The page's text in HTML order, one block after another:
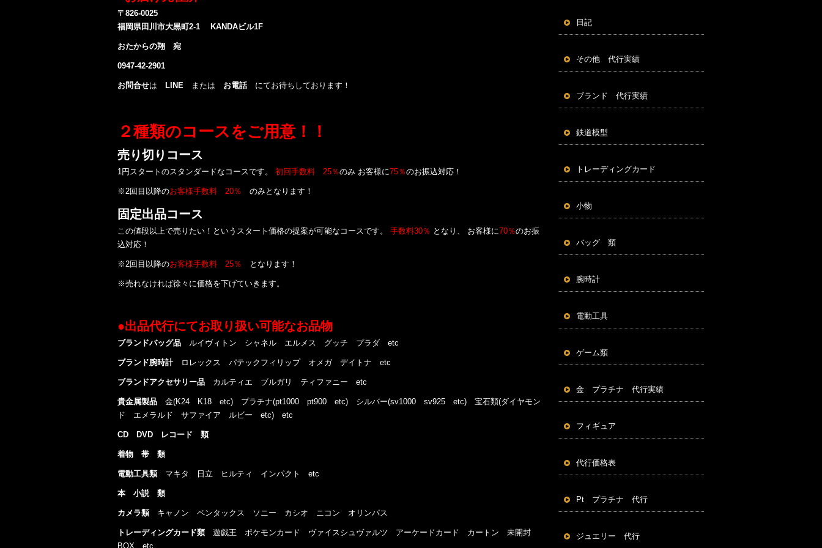
〒826-0025
福岡県田川市大黒町2-1 KANDAビル1F
おたからの翔 宛
0947-42-2901
お問合せは LINE または お電話にてお待ちしております！
２種類のコースをご用意！！
売り切りコース
1円スタートのスタンダードなコースです。 初回手数料 25％のみ お客様に75％のお振込対応！
※2回目以降のお客様手数料 20％ のみとなります！
固定出品コース
この値段以上で売りたい！というスタート価格の提案が可能なコースです。 手数料30％ となり、 お客様に70％のお振
込対応！
※2回目以降のお客様手数料 25％ となります！
※売れなければ徐々に価格を下げていきます。
●出品代行にてお取り扱い可能なお品物
ブランドバッグ品 ルイヴィトン シャネル エルメス グッチ プラダ etc
ブランド腕時計ロレックス パテックフィリップ オメガ デイトナ etc
ブランドアクセサリー品 カルティエ ブルガリ ティファニー etc
貴金属製品 金(K24 K18 etc) プラチナ(pt1000 pt900 etc) シルバー(sv1000 sv925 etc) 宝石類(ダイヤモン
ド エメラルド サファイア ルビー etc) etc
CD DVD レコード 類
着物 帯 類
電動工具類マキタ 日立 ヒルティ インパクト etc
本 小説 類
カメラ類キャノン ペンタックス ソニー カシオ ニコン オリンパス
トレーディングカード類遊戯王 ポケモンカード ヴァイスシュヴァルツ アーケードカード カートン 未開封
BOX etc
日記
その他 代行実績
ブランド 代行実績
鉄道模型
トレーディングカード
小物
バッグ 類
腕時計
電動工具
ゲーム類
金 プラチナ 代行実績
フィギュア
代行価格表
Pt プラチナ 代行
ジュエリー 代行